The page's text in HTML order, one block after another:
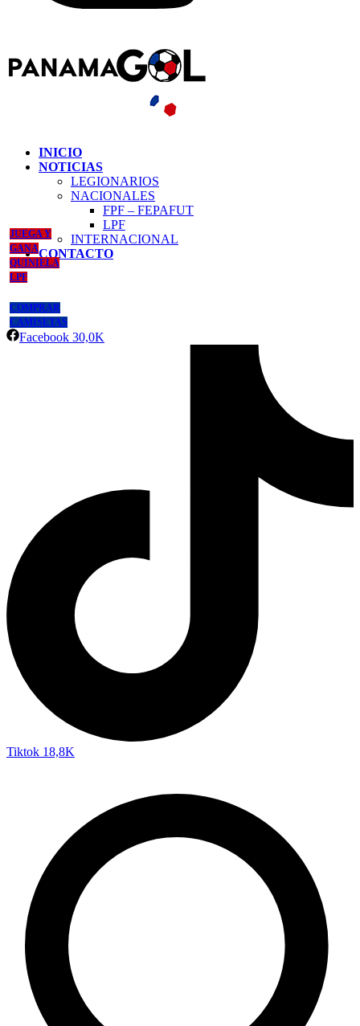
INICIO
NOTICIAS
LEGIONARIOS
NACIONALES
FPF – FEPAFUT
LPF
INTERNACIONAL
CONTACTO
JUEGA Y
GANA
QUINIELA
LPF
COMPRAR
CAMISETAS
Facebook 30,0K
Tiktok 18,8K